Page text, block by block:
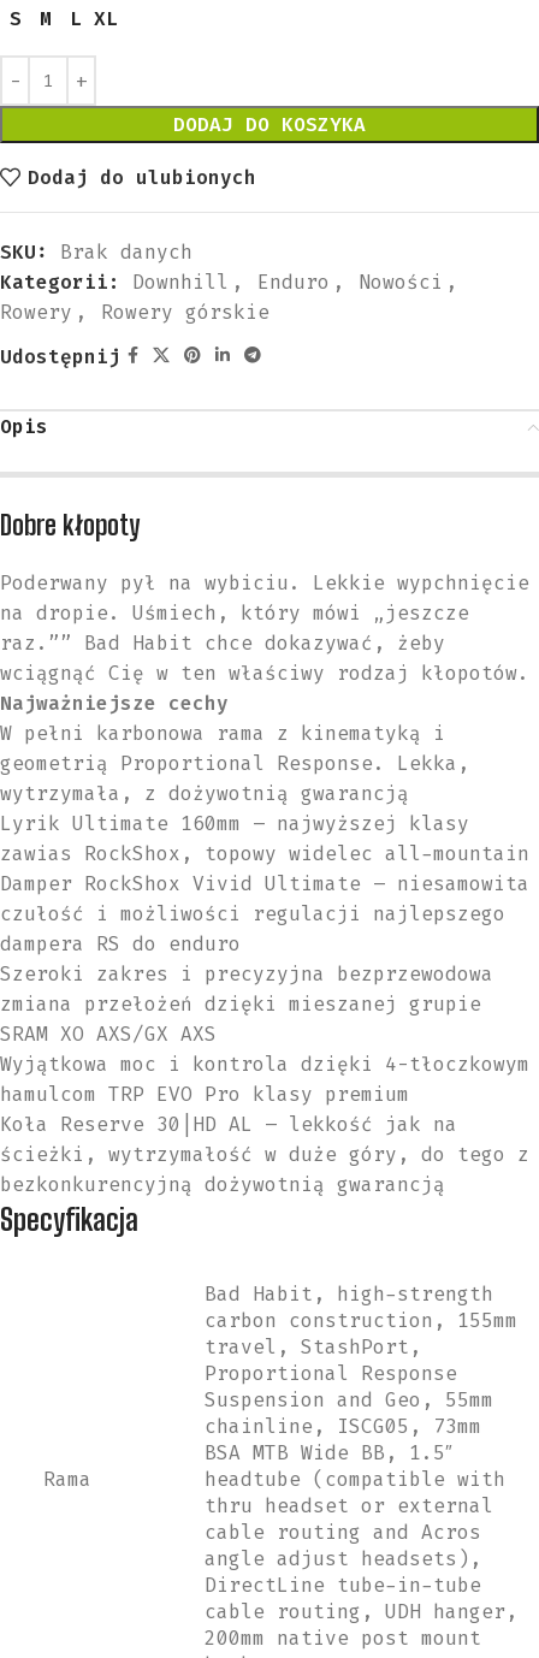
S
M L XL
DODAJ DO KOSZYKA
Dodaj do ulubionych
SKU: Brak danych
Kategorii:
Downhill , Enduro , Nowości ,
Rowery ,
Rowery górskie
Udostępnij
Opis
Dobre kłopoty
Poderwany pył na wybiciu. Lekkie wypchnięcie
na dropie. Uśmiech, który mówi „jeszcze
raz.”” Bad Habit chce dokazywać, żeby
wciągnąć Cię w ten właściwy rodzaj kłopotów.
Najważniejsze cechy
W pełni karbonowa rama z kinematyką i
geometrią Proportional Response. Lekka,
wytrzymała, z dożywotnią gwarancją
Lyrik Ultimate 160mm – najwyższej klasy
zawias RockShox, topowy widelec all-mountain
Damper RockShox Vivid Ultimate – niesamowita
czułość i możliwości regulacji najlepszego
dampera RS do enduro
Szeroki zakres i precyzyjna bezprzewodowa
zmiana przełożeń dzięki mieszanej grupie
SRAM XO AXS/GX AXS
Wyjątkowa moc i kontrola dzięki 4-tłoczkowym
hamulcom TRP EVO Pro klasy premium
Koła Reserve 30|HD AL – lekkość jak na
ścieżki, wytrzymałość w duże góry, do tego z
bezkonkurencyjną dożywotnią gwarancją
Specyfikacja
Rama
Bad Habit, high-strength
carbon construction, 155mm
travel, StashPort,
Proportional Response
Suspension and Geo, 55mm
chainline, ISCG05, 73mm
BSA MTB Wide BB, 1.5″
headtube (compatible with
thru headset or external
cable routing and Acros
angle adjust headsets),
DirectLine tube-in-tube
cable routing, UDH hanger,
200mm native post mount